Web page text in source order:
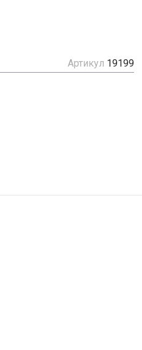
Артикул 19199